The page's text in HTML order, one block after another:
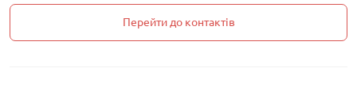
Перейти до контактів